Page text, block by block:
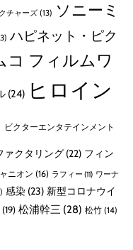
チャーズ (13) ソニーミ
ハピネット・ピク
コ フィルムワ
(24) ヒロイン
ビクターエンタテインメント
ァクタリング (22) フィン
ニオン (16) ラフィー (11) ワーナ
感染 (23) 新型コロナウイ
(19) 松浦幹三 (28) 松竹 (14)